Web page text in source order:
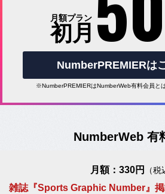
月額プラン
初月
NumberPREMIERは
※NumberPREMIERはNumberWeb有料会員と
NumberWeb 有
月額：330円 （税
雑誌『Sports Graphic Number』